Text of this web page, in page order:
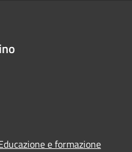
e formazione